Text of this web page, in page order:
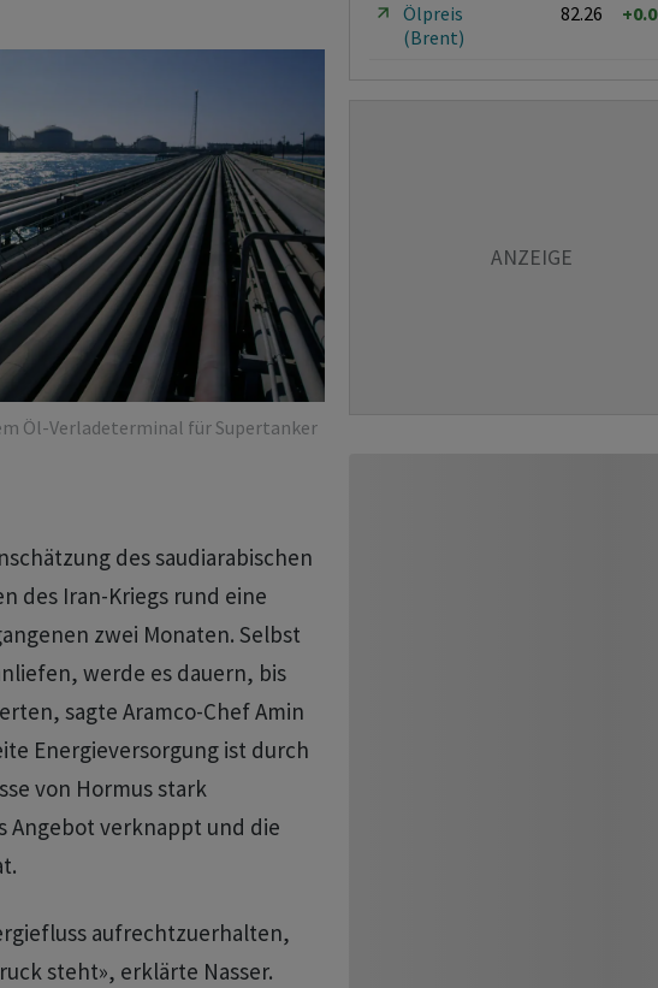
Öl-Verladeterminal für Supertanker
des saudiarabischen
des Iran-Kriegs rund eine
zwei Monaten. Selbst
werde es dauern, bis
‌sagte Aramco-Chef Amin
Energieversorgung ist durch
von Hormus stark
Angebot verknappt und die
aufrechtzuerhalten,
steht», erklärte Nasser.
Ölpreis
(Brent)
82.26